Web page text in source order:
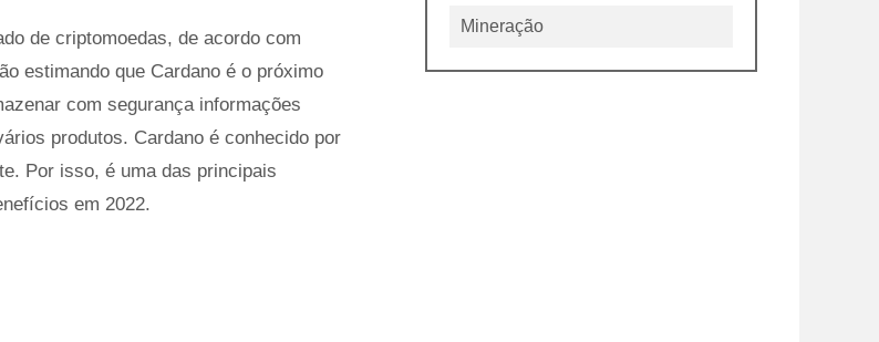
de criptomoedas, de acordo com
estimando que Cardano é o próximo
com segurança informações
produtos. Cardano é conhecido por
Por isso, é uma das principais
em 2022.
Mineração